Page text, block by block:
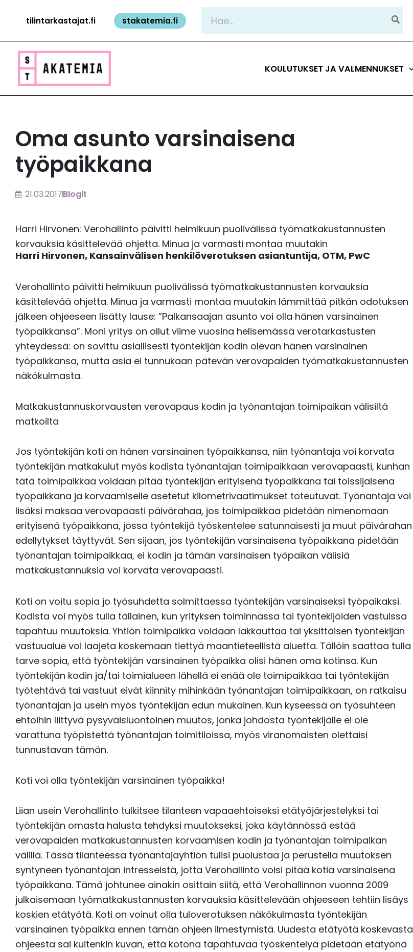
sisältööntilintarkastajat.fi stakatemia.fi
KOULUTUKSET JA VALMENNUKSET
Oma asunto varsinaisena
työpaikkana
21.03.2017Blogit
Harri Hirvonen: Verohallinto päivitti helmikuun puolivälissä työmatkakustannusten
korvauksia käsittelevää ohjetta. Minua ja varmasti montaa muutakin
Harri Hirvonen, Kansainvälisen henkilöverotuksen asiantuntija, OTM, PwC
Verohallinto päivitti helmikuun puolivälissä työmatkakustannusten korvauksia
käsittelevää ohjetta. Minua ja varmasti montaa muutakin lämmittää pitkän odotuksen
jälkeen ohjeeseen lisätty lause: ”Palkansaajan asunto voi olla hänen varsinainen
työpaikkansa”. Moni yritys on ollut viime vuosina helisemässä verotarkastusten
yhteydessä: on sovittu asiallisesti työntekijän kodin olevan hänen varsinainen
työpaikkansa, mutta asia ei tunnukaan pätevän verovapaiden työmatkakustannusten
näkökulmasta.
Matkakustannuskorvausten verovapaus kodin ja työnantajan toimipaikan välisiltä
matkoilta
Jos työntekijän koti on hänen varsinainen työpaikkansa, niin työnantaja voi korvata
työntekijän matkakulut myös kodista työnantajan toimipaikkaan verovapaasti, kunhan
tätä toimipaikkaa voidaan pitää työntekijän erityisenä työpaikkana tai toissijaisena
työpaikkana ja korvaamiselle asetetut kilometrivaatimukset toteutuvat. Työnantaja voi
lisäksi maksaa verovapaasti päivärahaa, jos toimipaikkaa pidetään nimenomaan
erityisenä työpaikkana, jossa työntekijä työskentelee satunnaisesti ja muut päivärahan
edellytykset täyttyvät. Sen sijaan, jos työntekijän varsinaisena työpaikkana pidetään
työnantajan toimipaikkaa, ei kodin ja tämän varsinaisen työpaikan välisiä
matkakustannuksia voi korvata verovapaasti.
Koti on voitu sopia jo työsuhdetta solmittaessa työntekijän varsinaiseksi työpaikaksi.
Kodista voi myös tulla tällainen, kun yrityksen toiminnassa tai työntekijöiden vastuissa
tapahtuu muutoksia. Yhtiön toimipaikka voidaan lakkauttaa tai yksittäisen työntekijän
vastuualue voi laajeta koskemaan tiettyä maantieteellistä aluetta. Tällöin saattaa tulla
tarve sopia, että työntekijän varsinainen työpaikka olisi hänen oma kotinsa. Kun
työntekijän kodin ja/tai toimialueen lähellä ei enää ole toimipaikkaa tai työntekijän
työtehtävä tai vastuut eivät kiinnity mihinkään työnantajan toimipaikkaan, on ratkaisu
työnantajan ja usein myös työntekijän edun mukainen. Kun kyseessä on työsuhteen
ehtoihin liittyvä pysyväisluontoinen muutos, jonka johdosta työntekijälle ei ole
varattuna työpistettä työnantajan toimitiloissa, myös viranomaisten olettaisi
tunnustavan tämän.
Koti voi olla työntekijän varsinainen työpaikka!
Liian usein Verohallinto tulkitsee tilanteen vapaaehtoiseksi etätyöjärjestelyksi tai
työntekijän omasta halusta tehdyksi muutokseksi, joka käytännössä estää
verovapaiden matkakustannusten korvaamisen kodin ja työnantajan toimipaikan
välillä. Tässä tilanteessa työnantajayhtiön tulisi puolustaa ja perustella muutoksen
syntyneen työnantajan intresseistä, jotta Verohallinto voisi pitää kotia varsinaisena
työpaikkana. Tämä johtunee ainakin osittain siitä, että Verohallinnon vuonna 2009
julkaisemaan työmatkakustannusten korvauksia käsittelevään ohjeeseen tehtiin lisäys
koskien etätyötä. Koti on voinut olla tuloverotuksen näkökulmasta työntekijän
varsinainen työpaikka ennen tämän ohjeen ilmestymistä. Uudesta etätyötä koskevasta
ohjeesta sai kuitenkin kuvan, että kotona tapahtuvaa työskentelyä pidetään etätyönä